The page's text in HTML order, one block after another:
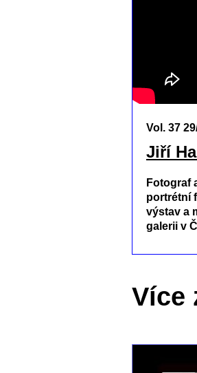
Vol. 37
Jiří
Fotograf
portrétní
výstav a
galerii v
Více